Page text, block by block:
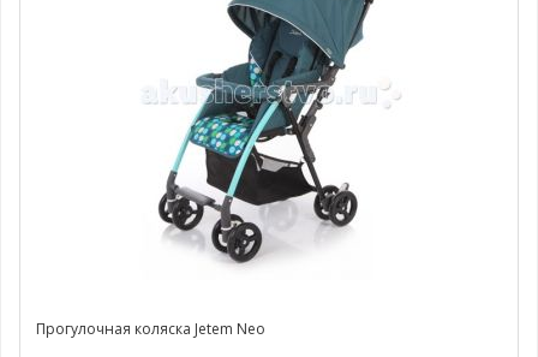
Прогулочная коляска Jetem Neo